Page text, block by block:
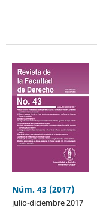
Núm. 43 (2017)
julio-diciembre 2017